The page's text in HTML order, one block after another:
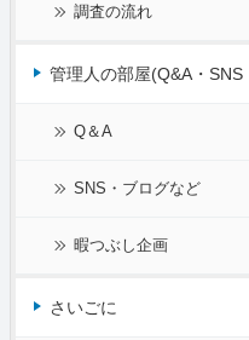
調査の流れ
管理人の部屋(Q&A・SNS
Q＆A
SNS・ブログなど
暇つぶし企画
さいごに